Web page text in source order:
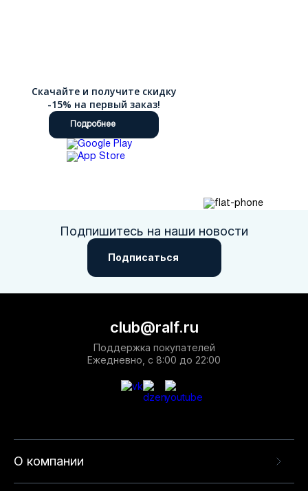
Скачайте и получите скидку
-15% на первый заказ!
Подробнее
Подпишитесь на наши новости
Подписаться
О компании
club@ralf.ru
Поддержка покупателей
Ежедневно, с 8:00 до 22:00